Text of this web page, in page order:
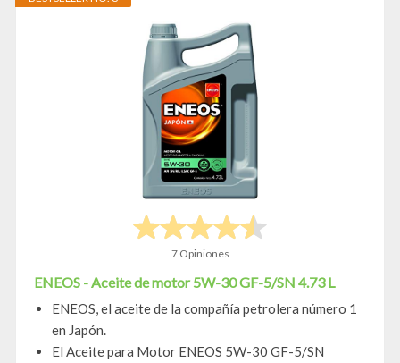
7 Opiniones
ENEOS - Aceite de motor 5W-30 GF-5/SN 4.73 L
ENEOS, el aceite de la compañía petrolera número 1
en Japón.
El Aceite para Motor ENEOS 5W-30 GF-5/SN